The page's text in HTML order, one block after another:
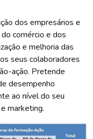
dos empresários e
comércio e dos
e melhoria das
seus colaboradores
ação. Pretende
desempenho
ao nível do seu
marketing.